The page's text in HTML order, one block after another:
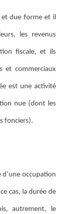
et due forme et il
les revenus
fiscale, et ils
et commerciaux
est une activité
nue (dont les
fonciers).
d’une occupation
cas, la durée de
autrement, le